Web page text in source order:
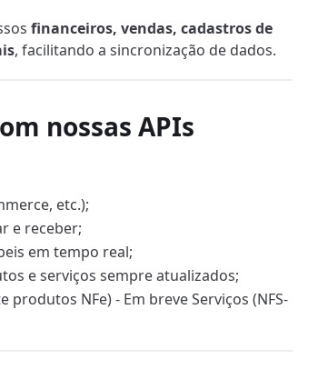
financeiros, vendas, cadastros de
, facilitando a sincronização de dados.
nossas APIs
etc.);
e receber;
em tempo real;
e serviços sempre atualizados;
NFe) - Em breve Serviços (NFS-